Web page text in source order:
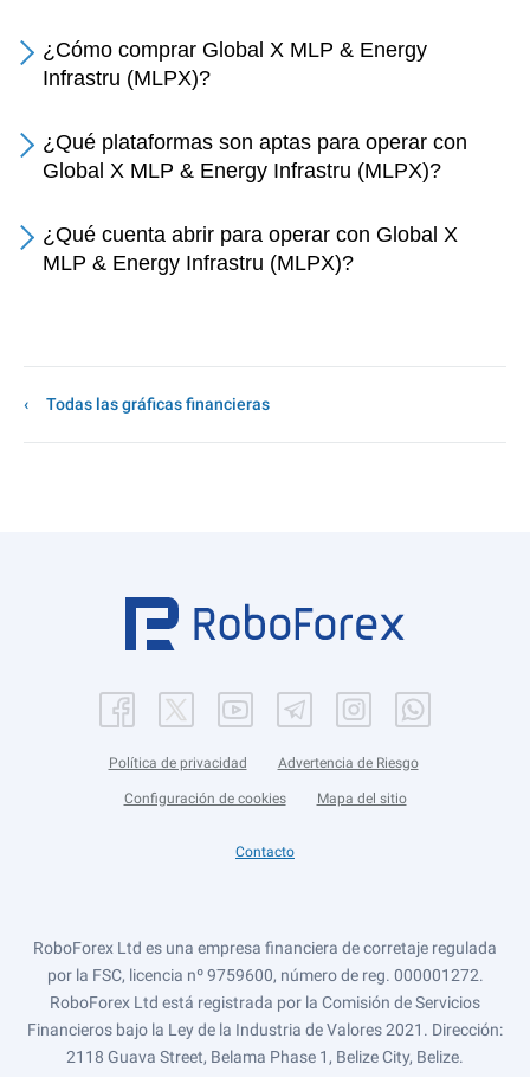
¿Cómo comprar Global X MLP & Energy
Infrastru (MLPX)?
¿Qué plataformas son aptas para operar con
Global X MLP & Energy Infrastru (MLPX)?
¿Qué cuenta abrir para operar con Global X
MLP & Energy Infrastru (MLPX)?
Todas las gráficas financieras
Política de privacidad Advertencia de Riesgo
Configuración de cookies Mapa del sitio
Contacto
RoboForex Ltd es una empresa financiera de corretaje regulada
por la FSC, licencia nº 9759600, número de reg. 000001272.
RoboForex Ltd está registrada por la Comisión de Servicios
Financieros bajo la Ley de la Industria de Valores 2021. Dirección:
2118 Guava Street, Belama Phase 1, Belize City, Belize.